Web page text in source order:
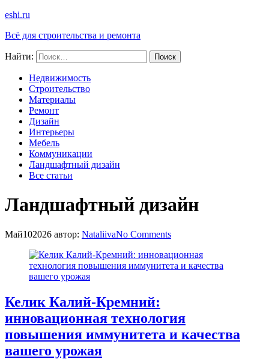
eshi.ru
Всё для строительства и ремонта
Найти:
Недвижимость
Строительство
Материалы
Ремонт
Дизайн
Интерьеры
Мебель
Коммуникации
Ландшафтный дизайн
Все статьи
Ландшафтный дизайн
Май102026 автор: NataliivaNo Comments
Келик Калий-Кремний:
инновационная технология
повышения иммунитета и качества
вашего урожая